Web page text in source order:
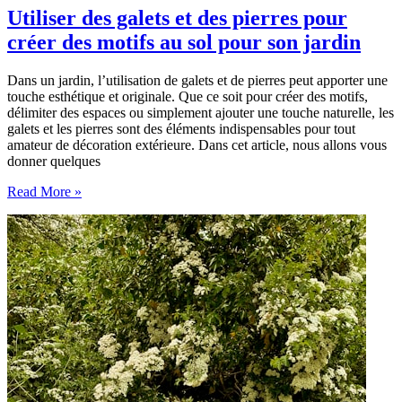
Utiliser des galets et des pierres pour
créer des motifs au sol pour son jardin
Dans un jardin, l’utilisation de galets et de pierres peut apporter une
touche esthétique et originale. Que ce soit pour créer des motifs,
délimiter des espaces ou simplement ajouter une touche naturelle, les
galets et les pierres sont des éléments indispensables pour tout
amateur de décoration extérieure. Dans cet article, nous allons vous
donner quelques
Utiliser
galets
et
des
pierres
pour
créer
des
motifs
au
sol
pour
Read More »